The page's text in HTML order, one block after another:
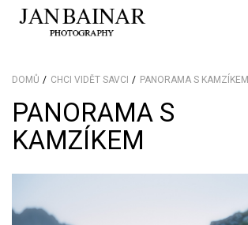
DOMŮ CHCI VIDĚT SAVCI PANORAMA S KAMZÍKEM
PANORAMA S
KAMZÍKEM